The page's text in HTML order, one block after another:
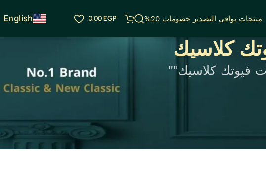
منتجات بواقى التصدير خصومات 20% 0.00EGP
English
كلاسيك
فيوتك كلاسيك""